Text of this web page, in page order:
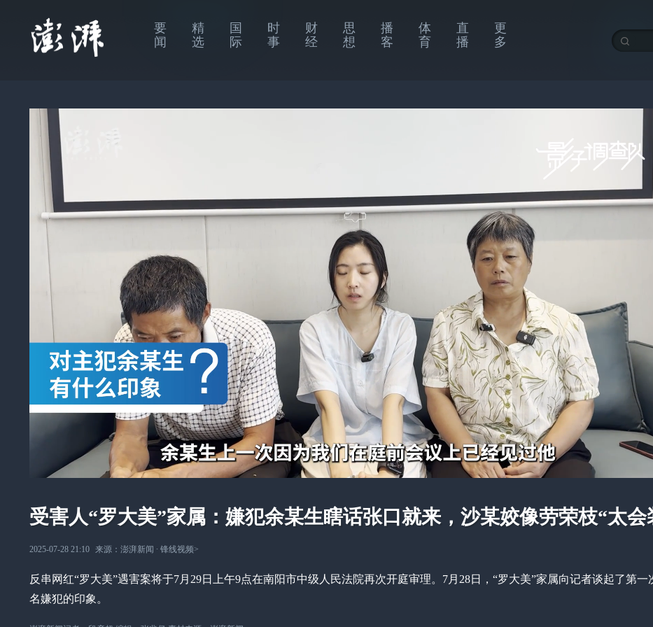
要
闻
精
选
国
际
时
事
财
经
思
想
播
客
体
育
直
播
更
多
受害人“罗大美”家属：嫌犯余某生瞎话张口就来，沙某姣像劳荣枝“太会
2025-07-28 21:10 来源： 澎湃新闻 ∙ 锋线视频>
反串网红“罗大美”遇害案将于7月29日上午9点在南阳市中级人民法院再次开庭审理。7月28日，“罗大美”家属向记者谈起了第一
名嫌犯的印象。